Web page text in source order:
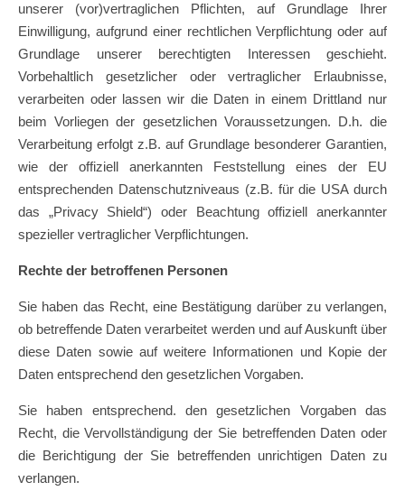
unserer (vor)vertraglichen Pflichten, auf Grundlage Ihrer
Einwilligung, aufgrund einer rechtlichen Verpflichtung oder auf
Grundlage unserer berechtigten Interessen geschieht.
Vorbehaltlich gesetzlicher oder vertraglicher Erlaubnisse,
verarbeiten oder lassen wir die Daten in einem Drittland nur
beim Vorliegen der gesetzlichen Voraussetzungen. D.h. die
Verarbeitung erfolgt z.B. auf Grundlage besonderer Garantien,
wie der offiziell anerkannten Feststellung eines der EU
entsprechenden Datenschutzniveaus (z.B. für die USA durch
das „Privacy Shield“) oder Beachtung offiziell anerkannter
spezieller vertraglicher Verpflichtungen.
Rechte der betroffenen Personen
Sie haben das Recht, eine Bestätigung darüber zu verlangen,
ob betreffende Daten verarbeitet werden und auf Auskunft über
diese Daten sowie auf weitere Informationen und Kopie der
Daten entsprechend den gesetzlichen Vorgaben.
Sie haben entsprechend. den gesetzlichen Vorgaben das
Recht, die Vervollständigung der Sie betreffenden Daten oder
die Berichtigung der Sie betreffenden unrichtigen Daten zu
verlangen.